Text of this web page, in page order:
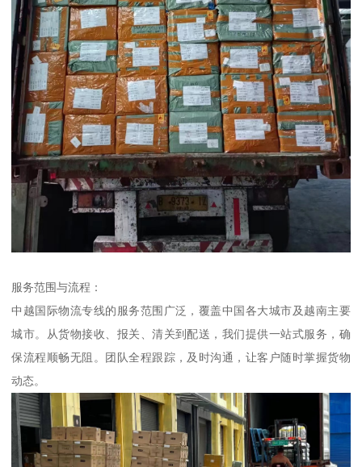
服务范围与流程：
中越国际物流专线的服务范围广泛，覆盖中国各大城市及越南主要
城市。从货物接收、报关、清关到配送，我们提供一站式服务，确
保流程顺畅无阻。团队全程跟踪，及时沟通，让客户随时掌握货物
动态。